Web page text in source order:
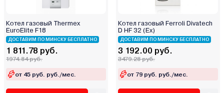
Котел газовый Thermex
EuroElite F18
ДОСТАВИМ ПО МИНСКУ БЕСПЛАТНО
1 811.78 руб.
1974.84 руб.
от 45 руб. руб./мес.
Котел газовый Ferroli Divatech
D HF 32 (Ex)
ДОСТАВИМ ПО МИНСКУ БЕСПЛАТНО
3 192.00 руб.
3479.28 руб.
от 79 руб. руб./мес.